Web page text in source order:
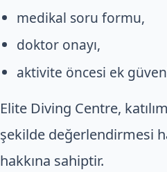
medikal soru formu,
doktor onayı,
aktivite öncesi ek
Elite Diving Centre,
şekilde değerlendirmesi
hakkına sahiptir.